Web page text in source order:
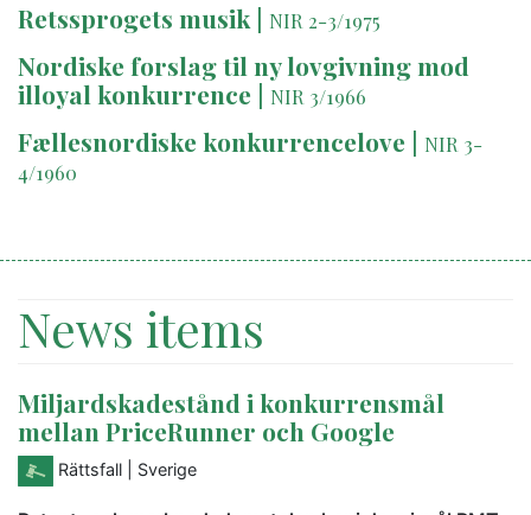
Retssprogets musik | NIR 2-3/1975
Nordiske forslag til ny lovgivning mod
illoyal konkurrence | NIR 3/1966
Fællesnordiske konkurrencelove | NIR 3-
4/1960
News items
Miljardskadestånd i konkurrensmål
mellan PriceRunner och Google
Rättsfall | Sverige